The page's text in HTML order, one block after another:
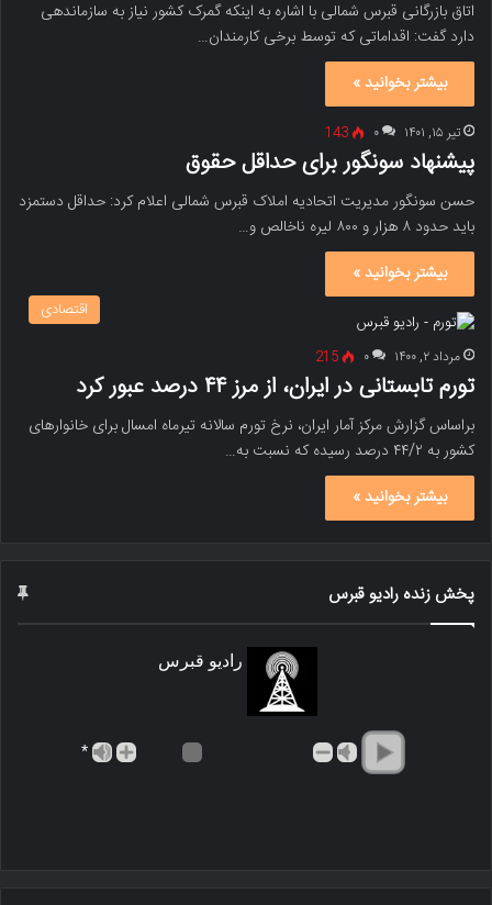
اتاق بازرگانی قبرس شمالی با اشاره به اینکه گمرک کشور نیاز به سازماندهی
دارد گفت: اقداماتی که توسط برخی کارمندان…
بیشتر بخوانید »
تیر ۱۵, ۱۴۰۱ ۰ 143
پیشنهاد سونگور برای حداقل حقوق
حسن سونگور مدیریت اتحادیه املاک قبرس شمالی اعلام کرد: حداقل دستمزد
باید حدود ۸ هزار و ۸۰۰ لیره ناخالص و…
بیشتر بخوانید »
اقتصادی
مرداد ۲, ۱۴۰۰ ۰ 215
تورم تابستانی در ایران، از مرز ۴۴ درصد عبور کرد
براساس گزارش مرکز آمار ایران، نرخ تورم سالانه تیرماه امسال برای خانوارهای
کشور به ۴۴/۲ درصد رسیده که نسبت به…
بیشتر بخوانید »
پخش زنده رادیو قبرس
رادیو قبرس
*